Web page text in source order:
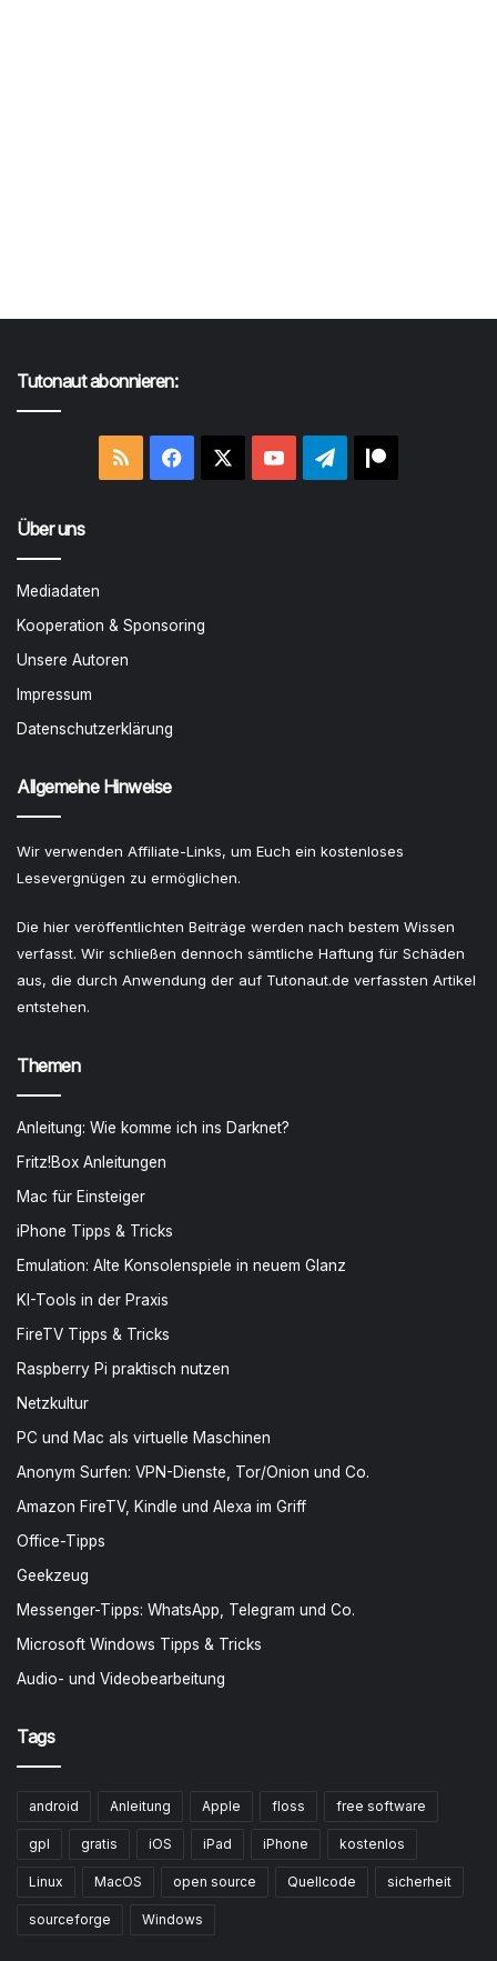
Tutonaut abonnieren:
RSS Facebook YouTubeTelegram
Über uns
Mediadaten
Kooperation & Sponsoring
Unsere Autoren
Impressum
Datenschutzerklärung
Allgemeine Hinweise
Wir verwenden Affiliate-Links, um Euch ein kostenloses
Lesevergnügen zu ermöglichen.
Die hier veröffentlichten Beiträge werden nach bestem Wissen
verfasst. Wir schließen dennoch sämtliche Haftung für Schäden
aus, die durch Anwendung der auf Tutonaut.de verfassten Artikel
entstehen.
Themen
Anleitung: Wie komme ich ins Darknet?
Fritz!Box Anleitungen
Mac für Einsteiger
iPhone Tipps & Tricks
Emulation: Alte Konsolenspiele in neuem Glanz
KI-Tools in der Praxis
FireTV Tipps & Tricks
Raspberry Pi praktisch nutzen
Netzkultur
PC und Mac als virtuelle Maschinen
Anonym Surfen: VPN-Dienste, Tor/Onion und Co.
Amazon FireTV, Kindle und Alexa im Griff
Office-Tipps
Geekzeug
Messenger-Tipps: WhatsApp, Telegram und Co.
Microsoft Windows Tipps & Tricks
Audio- und Videobearbeitung
Tags
android Anleitung Apple floss free software
gpl gratis iOS iPad iPhone kostenlos
Linux MacOS open source Quellcode sicherheit
sourceforge Windows